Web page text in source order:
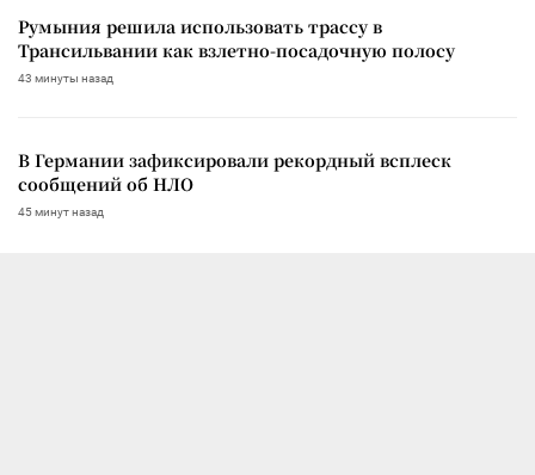
Румыния решила использовать трассу в
Трансильвании как взлетно-посадочную полосу
43 минуты назад
В Германии зафиксировали рекордный всплеск
сообщений об НЛО
45 минут назад